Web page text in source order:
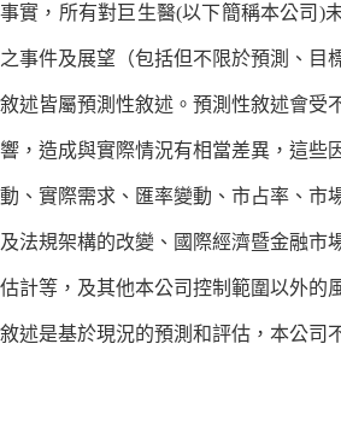
事實，所有對巨生醫(以下簡稱本公司)
之事件及展望（包括但不限於預測、目
敘述皆屬預測性敘述。預測性敘述會受
響，造成與實際情況有相當差異，這些
動、實際需求、匯率變動、市占率、市
及法規架構的改變、國際經濟暨金融市
估計等，及其他本公司控制範圍以外的
敘述是基於現況的預測和評估，本公司